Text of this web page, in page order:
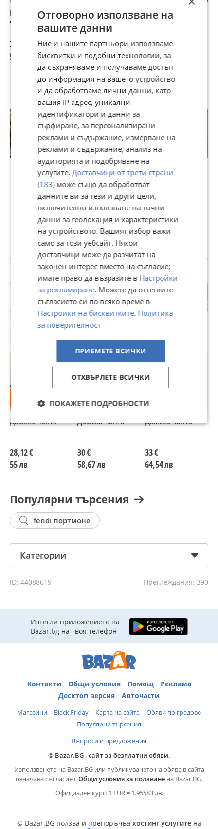
Fendi дамска
чанта
30 €
58,67 лв
Chanel 🤍Дамска
28 €
54,76 лв
fancy дамска
30 €
58,67 лв
Потребител
Premium
GRAND LUXE
В Bazar.BG от 22 април 2022г.
Последно активен днес в 23:42 ч.
28728 Обяви
Драгалевци
гр. София
Препоръчани за теб
Дамска чанта
28,12 €
55 лв
Дамска чанта
30 €
58,67 лв
Дамска чанта
33 €
64,54 лв
Популярни търсения
fendi портмоне
Категории
ID: 44088619 Преглеждания: 390
Изтегли приложението на
Bazar.bg на твоя телефон
Контакти Общи условия Помощ
Реклама
Десктоп версия
Авточасти
Магазини Black Friday Карта на сайта
Обяви по градове
Популярни търсения
Въпроси и предложения
© Bazar.BG - сайт за безплатни обяви.
Използването на Bazar.BG или публикуването на обява в сайта
означава съгласие сОбщи условия за ползване на Bazar.BG.
Официален курс: 1 EUR = 1.95583 лв.
© Bazar.BG ползва и препоръчва хостинг услугитена
Отговорно използване на
вашите данни
Ние и нашите партньори използваме
бисквитки и подобни технологии, за
да съхраняваме и получаваме достъп
до информация на вашето устройство
и да обработваме лични данни, като
вашия IP адрес, уникални
идентификатори и данни за
сърфиране, за персонализирани
реклами и съдържание, измерване на
реклами и съдържание, анализ на
аудиторията и подобряване на
услугите. Доставчици от трети страни
(183)може също да обработват
данните ви за тези и други цели,
включително използване на точни
данни за геолокация и характеристики
на устройството. Вашият избор важи
само за този уебсайт. Някои
доставчици може да разчитат на
законен интерес вместо на съгласие;
имате право да възразите в Настройки
за рекламиране. Можете да оттеглите
съгласието си по всяко време в
Настройки на бисквитките. Политика
за поверителност
ПРИЕМЕТЕ ВСИЧКИ
ОТХВЪРЛЕТЕ ВСИЧКИ
ПОКАЖЕТЕ ПОДРОБНОСТИ